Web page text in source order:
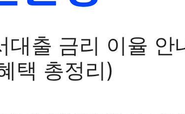
대출 금리 이율 안
택 총정리)